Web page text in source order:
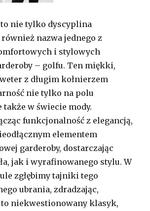
to nie tylko dyscyplina
nazwa jednego z
i stylowych
– golfu. Ten miękki,
z długim kołnierzem
nie tylko na polu
także w świecie mody.
funkcjonalność z elegancją,
elementem
garderoby, dostarczając
jak i wyrafinowanego stylu. W
zgłębimy tajniki tego
ubrania, zdradzając,
niekwestionowany klasyk,